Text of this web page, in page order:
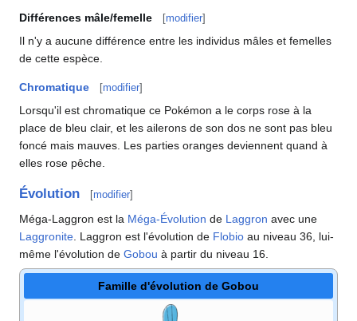
Différences mâle/femelle [modifier]
Il n'y a aucune différence entre les individus mâles et femelles
de cette espèce.
Chromatique [modifier]
Lorsqu'il est chromatique ce Pokémon a le corps rose à la
place de bleu clair, et les ailerons de son dos ne sont pas bleu
foncé mais mauves. Les parties oranges deviennent quand à
elles rose pêche.
Évolution [modifier]
Méga-Laggron est la Méga-Évolution de Laggron avec une
Laggronite . Laggron est l'évolution de Flobio au niveau 36, lui-
même l'évolution de Gobou à partir du niveau 16.
Famille d'évolution de Gobou